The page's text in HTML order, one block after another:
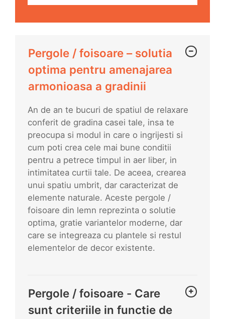
Pergole / foisoare – solutia
optima pentru amenajarea
armonioasa a gradinii
An de an te bucuri de spatiul de relaxare
conferit de gradina casei tale, insa te
preocupa si modul in care o ingrijesti si
cum poti crea cele mai bune conditii
pentru a petrece timpul in aer liber, in
intimitatea curtii tale. De aceea, crearea
unui spatiu umbrit, dar caracterizat de
elemente naturale. Aceste pergole /
foisoare din lemn reprezinta o solutie
optima, gratie variantelor moderne, dar
care se integreaza cu plantele si restul
elementelor de decor existente.
Pergole / foisoare - Care
sunt criteriile in functie de